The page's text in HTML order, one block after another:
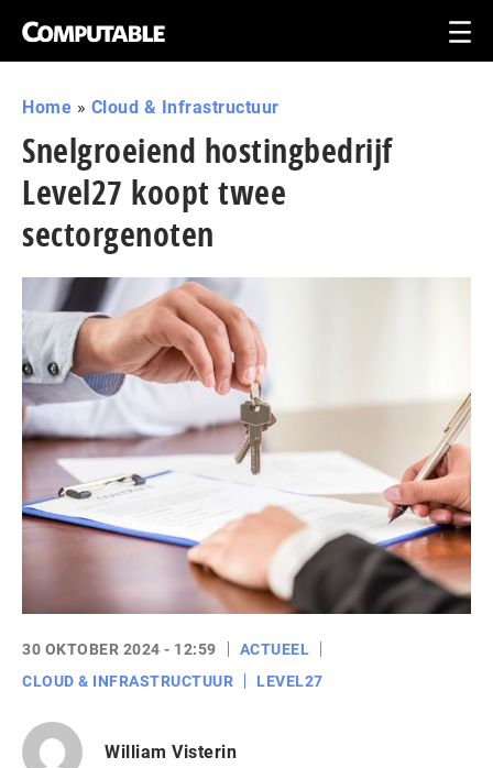
Home » Cloud & Infrastructuur
Snelgroeiend hostingbedrijf
Level27 koopt twee
sectorgenoten
30 OKTOBER 2024 - 12:59
ACTUEEL
CLOUD & INFRASTRUCTUUR
LEVEL27
William Visterin